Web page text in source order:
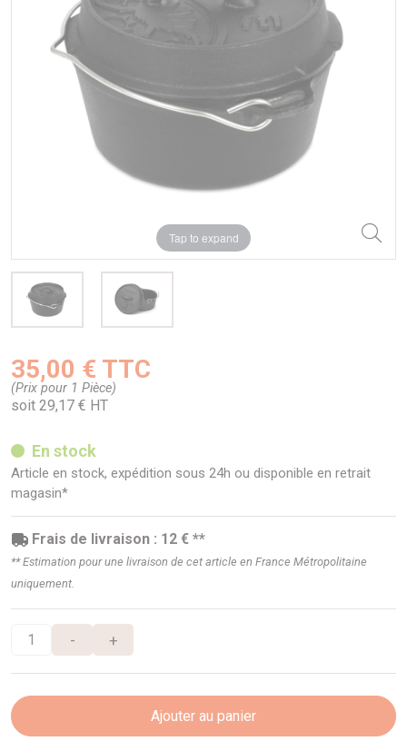
Tap to expand
35,00 € TTC
(Prix pour 1 Pièce)
soit 29,17 € HT
En stock
Article en stock, expédition sous 24h ou disponible en retrait
magasin*
Frais de livraison : 12 € **
** Estimation pour une livraison de cet article en France Métropolitaine
uniquement.
- +
Ajouter au panier